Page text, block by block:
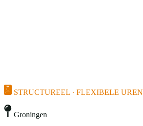
STRUCTUREEL · FLEXIBELE UREN
Groningen